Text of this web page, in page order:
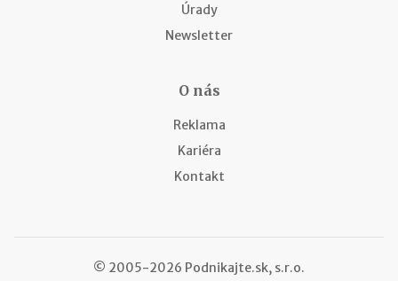
Úrady
Newsletter
O nás
Reklama
Kariéra
Kontakt
© 2005-2026 Podnikajte.sk, s.r.o.